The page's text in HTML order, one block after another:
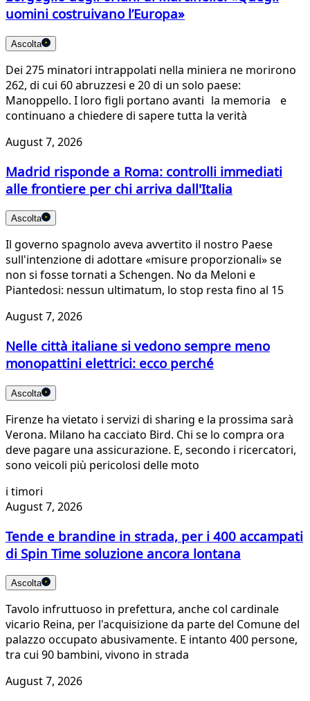
uomini costruivano l’Europa»
Ascolta
Dei 275 minatori intrappolati nella miniera ne morirono
262, di cui 60 abruzzesi e 20 di un solo paese:
Manoppello. I loro figli portano avanti la memoria e
continuano a chiedere di sapere tutta la verità
August 7, 2026
Madrid risponde a Roma: controlli immediati
alle frontiere per chi arriva dall'Italia
Ascolta
Il governo spagnolo aveva avvertito il nostro Paese
sull'intenzione di adottare «misure proporzionali» se
non si fosse tornati a Schengen. No da Meloni e
Piantedosi: nessun ultimatum, lo stop resta fino al 15
August 7, 2026
Nelle città italiane si vedono sempre meno
monopattini elettrici: ecco perché
Ascolta
Firenze ha vietato i servizi di sharing e la prossima sarà
Verona. Milano ha cacciato Bird. Chi se lo compra ora
deve pagare una assicurazione. E, secondo i ricercatori,
sono veicoli più pericolosi delle moto
i timori
August 7, 2026
Tende e brandine in strada, per i 400 accampati
di Spin Time soluzione ancora lontana
Ascolta
Tavolo infruttuoso in prefettura, anche col cardinale
vicario Reina, per l'acquisizione da parte del Comune del
palazzo occupato abusivamente. E intanto 400 persone,
tra cui 90 bambini, vivono in strada
August 7, 2026